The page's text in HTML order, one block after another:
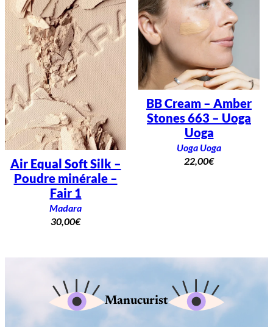
Air Equal Soft Silk –
Poudre minérale –
Fair 1
Madara
30,00€
BB Cream – Amber
Stones 663 – Uoga
Uoga
Uoga Uoga
22,00€
Manucurist